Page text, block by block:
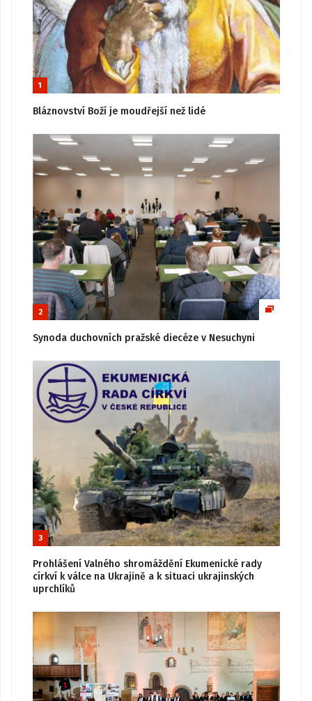
1
Bláznovství Boží je moudřejší než lidé
2
Synoda duchovních pražské diecéze v Nesuchyni
3
Prohlášení Valného shromáždění Ekumenické rady
církví k válce na Ukrajině a k situaci ukrajinských
uprchlíků